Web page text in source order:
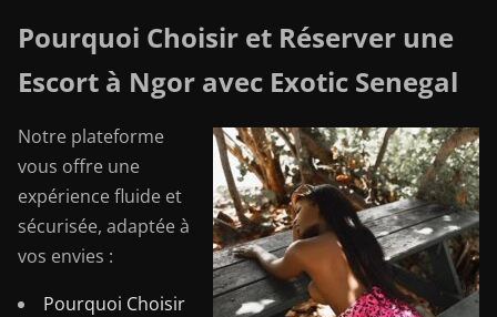
Pourquoi Choisir et Réserver une
Escort à Ngor avec Exotic Senegal
Notre plateforme
vous offre une
expérience fluide et
sécurisée, adaptée à
vos envies :
Pourquoi Choisir